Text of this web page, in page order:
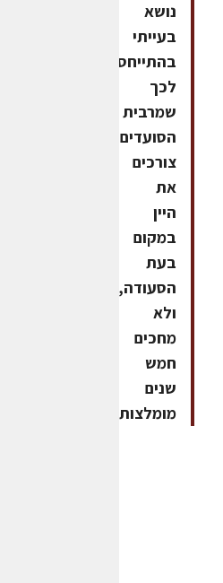
נושא
בעייתי
בהתייחס
לכך
שמרבית
הסועדים
צורכים
את
היין
במקום
בעת
הסעודה,
ולא
מחכים
חמש
שנים
מומלצות